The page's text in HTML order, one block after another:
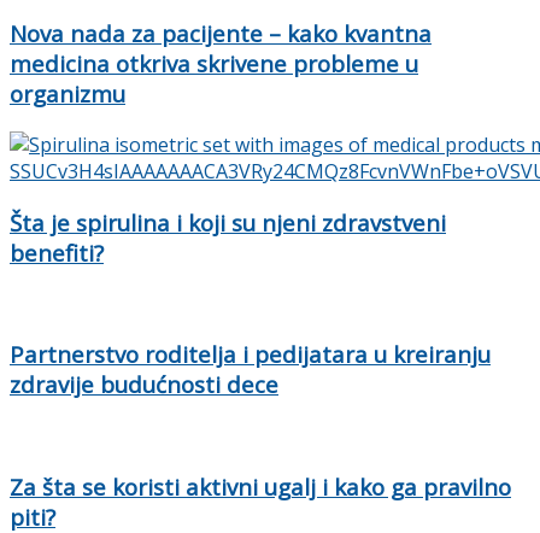
Nova nada za pacijente – kako kvantna
medicina otkriva skrivene probleme u
organizmu
Šta je spirulina i koji su njeni zdravstveni
benefiti?
Partnerstvo roditelja i pedijatara u kreiranju
zdravije budućnosti dece
Za šta se koristi aktivni ugalj i kako ga pravilno
piti?